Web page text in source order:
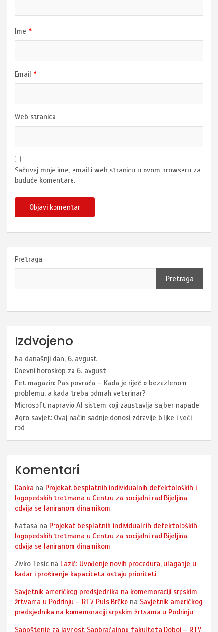
Ime *
Email *
Web stranica
Sačuvaj moje ime, email i web stranicu u ovom browseru za
buduće komentare.
Pretraga
Pretraga
Izdvojeno
Na današnji dan, 6. avgust
Dnevni horoskop za 6. avgust
Pet magazin: Pas povraća – Kada je riječ o bezazlenom
problemu, a kada treba odmah veterinar?
Microsoft napravio AI sistem koji zaustavlja sajber napade
Agro savjet: Ovaj način sadnje donosi zdravije biljke i veći
rod
Komentari
Danka na Projekat besplatnih individualnih defektoloških i
logopedskih tretmana u Centru za socijalni rad Bijeljina
odvija se laniranom dinamikom
Natasa na Projekat besplatnih individualnih defektoloških i
logopedskih tretmana u Centru za socijalni rad Bijeljina
odvija se laniranom dinamikom
Zivko Tesic na Lazić: Uvođenje novih procedura, ulaganje u
kadar i proširenje kapaciteta ostaju prioriteti
Savjetnik američkog predsjednika na komemoraciji srpskim
žrtvama u Podrinju – RTV Puls Brčko na Savjetnik američkog
predsjednika na komemoraciji srpskim žrtvama u Podrinju
Saopštenje za javnost Saobraćajnog fakulteta Doboj – RTV